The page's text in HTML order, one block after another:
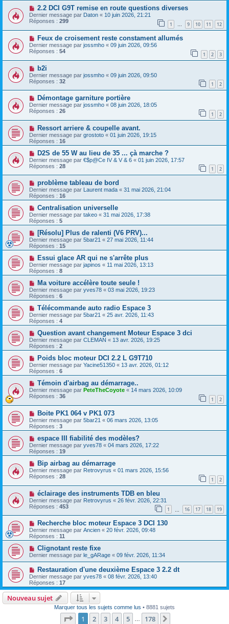
2.2 DCI G9T remise en route questions diverses
Dernier message par Daton « 10 juin 2026, 21:21
Réponses : 299 1 … 9 10 11 12
Feux de croisement reste constament allumés
Dernier message par jossmho « 09 juin 2026, 09:56
Réponses : 54 1 2 3
b2i
Dernier message par jossmho « 09 juin 2026, 09:50
Réponses : 32 1 2
Démontage garniture portière
Dernier message par jossmho « 08 juin 2026, 18:05
Réponses : 26 1 2
Ressort arriere & coupelle avant.
Dernier message par grostoto « 01 juin 2026, 19:15
Réponses : 16
D2S de 55 W au lieu de 35 ... çà marche ?
Dernier message par €$p@Ce IV & V & 6 « 01 juin 2026, 17:57
Réponses : 28 1 2
problème tableau de bord
Dernier message par Laurent mada « 31 mai 2026, 21:04
Réponses : 16
Centralisation universelle
Dernier message par takeo « 31 mai 2026, 17:38
Réponses : 5
[Résolu] Plus de ralenti (V6 PRV)...
Dernier message par 5bar21 « 27 mai 2026, 11:44
Réponses : 15
Essui glace AR qui ne s'arrête plus
Dernier message par japinos « 11 mai 2026, 13:13
Réponses : 8
Ma voiture accélère toute seule !
Dernier message par yves78 « 03 mai 2026, 19:23
Réponses : 6
Télécommande auto radio Espace 3
Dernier message par 5bar21 « 25 avr. 2026, 11:43
Réponses : 4
Question avant changement Moteur Espace 3 dci
Dernier message par CLEMAN « 13 avr. 2026, 19:25
Réponses : 2
Poids bloc moteur DCI 2.2 L G9T710
Dernier message par Yacine51350 « 13 avr. 2026, 01:12
Réponses : 6
Témoin d'airbag au démarrage..
Dernier message par PeteTheCoyote « 14 mars 2026, 10:09
Réponses : 36 1 2
Boite PK1 064 v PK1 073
Dernier message par 5bar21 « 06 mars 2026, 13:05
Réponses : 3
espace III fiabilité des modèles?
Dernier message par yves78 « 04 mars 2026, 17:22
Réponses : 19
Bip airbag au démarrage
Dernier message par Retrovyrus « 01 mars 2026, 15:56
Réponses : 28 1 2
éclairage des instruments TDB en bleu
Dernier message par Retrovyrus « 26 févr. 2026, 22:31
Réponses : 453 1 16 17 18 19
Recherche bloc moteur Espace 3 DCI 130
Dernier message par Ancien « 20 févr. 2026, 09:48
Réponses : 11
Clignotant reste fixe
Dernier message par le_gARage « 09 févr. 2026, 11:34
Restauration d'une deuxième Espace 3 2.2 dt
Dernier message par yves78 « 08 févr. 2026, 13:40
Réponses : 17
Nouveau sujet
Marquer tous les sujets comme lus • 8881 sujets
Page 1sur178
1 2 3 4 5 178